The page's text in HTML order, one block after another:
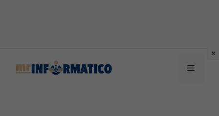
Menu